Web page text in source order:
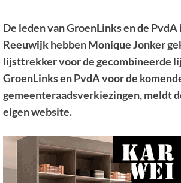
De leden van GroenLinks en de
Reeuwijk hebben Monique Jonker
lijsttrekker voor de gecombineerde
GroenLinks en PvdA voor de
gemeenteraadsverkiezingen, meldt
eigen website.